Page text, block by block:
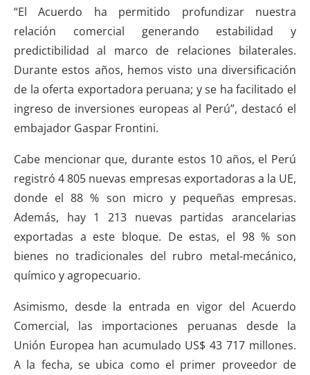
“El Acuerdo ha permitido profundizar nuestra
relación comercial generando estabilidad y
predictibilidad al marco de relaciones bilaterales.
Durante estos años, hemos visto una diversificación
de la oferta exportadora peruana; y se ha facilitado el
ingreso de inversiones europeas al Perú”, destacó el
embajador Gaspar Frontini.
Cabe mencionar que, durante estos 10 años, el Perú
registró 4 805 nuevas empresas exportadoras a la UE,
donde el 88 % son micro y pequeñas empresas.
Además, hay 1 213 nuevas partidas arancelarias
exportadas a este bloque. De estas, el 98 % son
bienes no tradicionales del rubro metal-mecánico,
químico y agropecuario.
Asimismo, desde la entrada en vigor del Acuerdo
Comercial, las importaciones peruanas desde la
Unión Europea han acumulado US$ 43 717 millones.
A la fecha, se ubica como el primer proveedor de